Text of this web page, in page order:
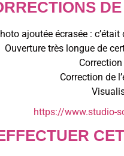
ajoutée écrasée :
Ouverture très longue de
Correction de
https://www.studio-